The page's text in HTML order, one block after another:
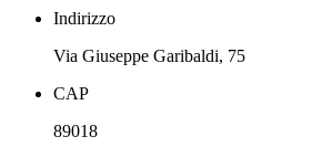
Indirizzo
Via Giuseppe Garibaldi, 75
CAP
89018